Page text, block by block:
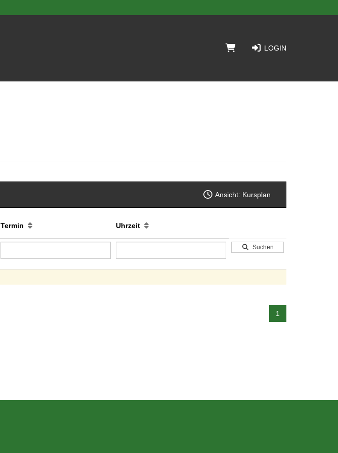
LOGIN
Ansicht: Kursplan
Termin Uhrzeit
Suchen
1